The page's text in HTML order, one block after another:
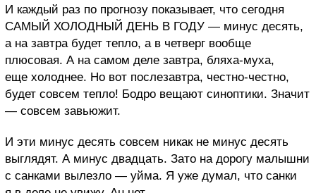
И каждый раз по прогнозу показывает, что сегодня
САМЫЙ ХОЛОДНЫЙ ДЕНЬ В ГОДУ — минус десять,
а на завтра будет тепло, а в четверг вообще
плюсовая. А на самом деле завтра, бляха-муха,
еще холоднее. Но вот послезавтра, честно-честно,
будет совсем тепло! Бодро вещают синоптики. Значит
— совсем завьюжит.
И эти минус десять совсем никак не минус десять
выглядят. А минус двадцать. Зато на дорогу малышни
с санками вылезло — уйма. Я уже думал, что санки